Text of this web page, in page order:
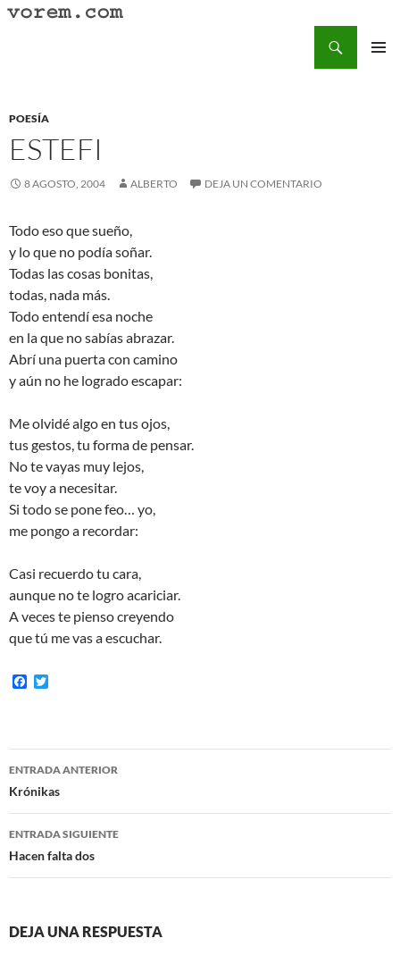
Saltar
POESÍA
ESTEFI
8 AGOSTO, 2004 ALBERTO DEJA UN COMENTARIO
Todo eso que sueño,
y lo que no podía soñar.
Todas las cosas bonitas,
todas, nada más.
Todo entendí esa noche
en la que no sabías abrazar.
Abrí una puerta con camino
y aún no he logrado escapar:
Me olvidé algo en tus ojos,
tus gestos, tu forma de pensar.
No te vayas muy lejos,
te voy a necesitar.
Si todo se pone feo… yo,
me pongo a recordar:
Casi recuerdo tu cara,
aunque no te logro acariciar.
A veces te pienso creyendo
que tú me vas a escuchar.
F
o
o
e
r
Navegación
de
entradas
ENTRADA ANTERIOR
Krónikas
ENTRADA SIGUIENTE
Hacen falta dos
DEJA UNA RESPUESTA